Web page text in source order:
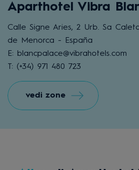
Aparthotel Vibra
Calle Signe Aries, 2 Urb. Sa
de Menorca - España
E: blancpalace@vibrahotels.com
T: (+34) 971 480 723
vedi zone